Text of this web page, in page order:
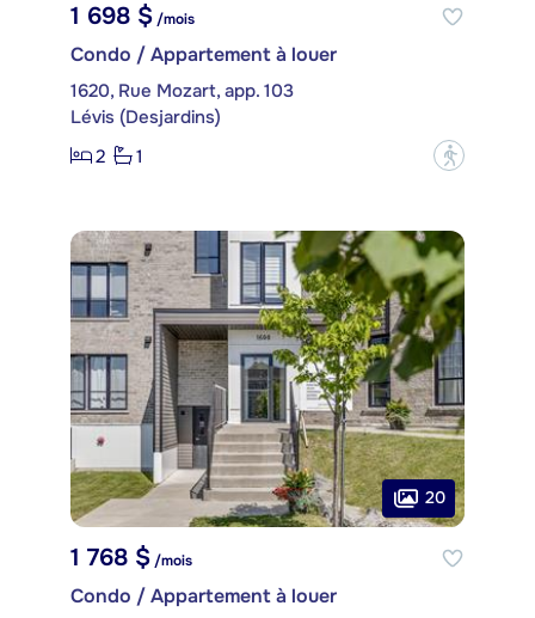
1 698 $/mois
Condo / Appartement à louer
1620, Rue Mozart, app. 103
Lévis (Desjardins)
2
1 ?
20
1 768 $ /mois
Condo / Appartement à louer